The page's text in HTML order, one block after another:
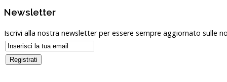
Newsletter
Iscrivi alla nostra newsletter per essere sempre aggiornato sulle